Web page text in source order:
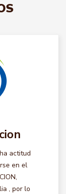
actitud
en el
, por lo